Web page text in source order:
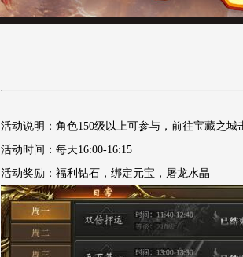
活动说明： 角色150级以上可参与，前往宝藏之城
活动时间： 每天16:00-16:15
活动奖励：福利钻石，绑定元宝，屠龙水晶